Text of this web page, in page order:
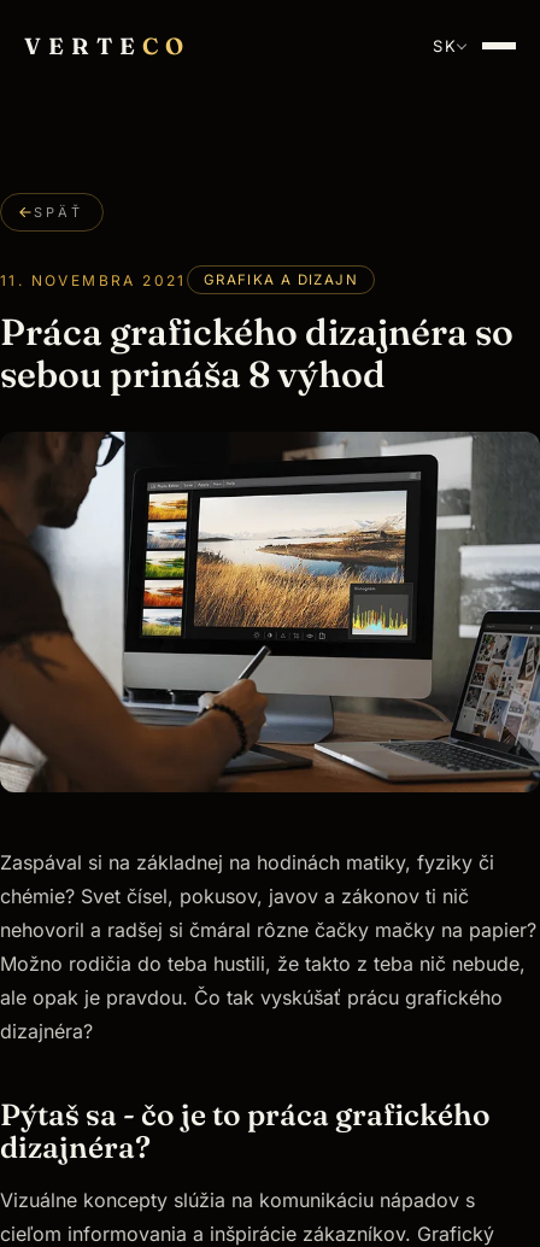
VERTECO SK
SPÄŤ
11. NOVEMBRA 2021 GRAFIKA A DIZAJN
Práca grafického dizajnéra so
sebou prináša 8 výhod
Zaspával si na základnej na hodinách matiky, fyziky či
chémie? Svet čísel, pokusov, javov a zákonov ti nič
nehovoril a radšej si čmáral rôzne čačky mačky na papier?
Možno rodičia do teba hustili, že takto z teba nič nebude,
ale opak je pravdou. Čo tak vyskúšať prácu grafického
dizajnéra?
Pýtaš sa - čo je to práca grafického
dizajnéra?
Vizuálne koncepty slúžia na komunikáciu nápadov s
cieľom informovania a inšpirácie zákazníkov. Grafický